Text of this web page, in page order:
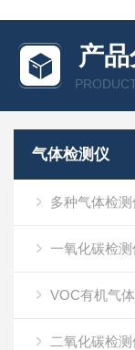
产
气体检测仪
多种气体检测
一氧化碳检测
VOC有机气
二氧化碳检测